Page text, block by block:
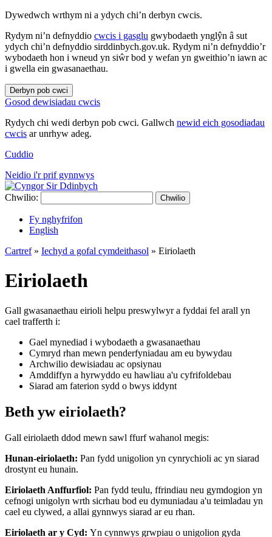
Dywedwch wrthym ni a ydych chi’n derbyn cwcis.
Rydym ni’n defnyddio cwcis i gasglu gwybodaeth ynglŷn â sut
ydych chi’n defnyddio sirddinbych.gov.uk. Rydym ni’n defnyddio’r
wybodaeth hon i wneud yn siŵr bod y wefan yn gweithio’n iawn ac
i gwella ein gwasanaethau.
Derbyn pob cwci
Gosod dewisiadau cwcis
Rydych chi wedi derbyn pob cwci. Gallwch newid eich gosodiadau
cwcis ar unrhyw adeg.
Cuddio
Neidio i'r prif gynnwys
Chwilio: Chwilio
Fy nghyfrifon
English
Cartref» Iechyd a gofal cymdeithasol » Eiriolaeth
Eiriolaeth
Gall gwasanaethau eirioli helpu preswylwyr a fyddai fel arall yn
cael trafferth i:
Gael mynediad i wybodaeth a gwasanaethau
Cymryd rhan mewn penderfyniadau am eu bywydau
Archwilio dewisiadau ac opsiynau
Amddiffyn a hyrwyddo eu hawliau a'u cyfrifoldebau
Siarad am faterion sydd o bwys iddynt
Beth yw eiriolaeth?
Gall eiriolaeth ddod mewn sawl ffurf wahanol megis:
Hunan-eiriolaeth: Pan fydd unigolion yn cynrychioli ac yn siarad
drostynt eu hunain.
Eiriolaeth Anffurfiol: Pan fydd teulu, ffrindiau neu gymdogion yn
cefnogi unigolyn wrth sicrhau bod eu dymuniadau a'u teimladau yn
cael eu clywed, a allai gynnwys siarad ar eu rhan.
Eiriolaeth ar y Cyd: Yn cynnwys grwpiau o unigolion gyda